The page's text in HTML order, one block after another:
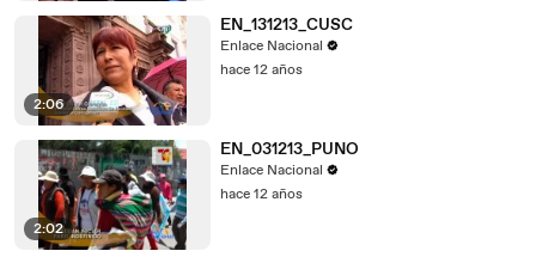
2:06
EN_131213_CUSC
Enlace Nacional
hace 12 años
2:02
EN_031213_PUNO
Enlace Nacional
hace 12 años